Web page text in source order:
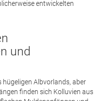
ist
ist
entwickelten
und
hügeligen Albvorlands, aber
finden sich Kolluvien aus